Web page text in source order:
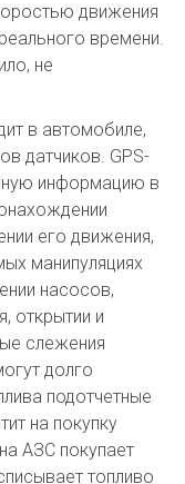
движения
времени.
не
в автомобиле,
датчиков. GPS-
информацию в
его движения,
манипуляциях
насосов,
открытии и
слежения
долго
подотчетные
на покупку
АЗС покупает
топливо